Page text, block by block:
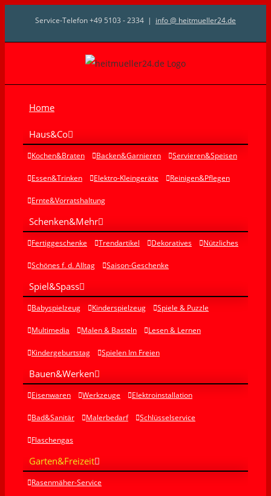
Service-Telefon +49 5103 - 2334 | info @ heitmueller24.de
Home
Haus&Co
Kochen&Braten Backen&Garnieren Servieren&Speisen
Essen&Trinken Elektro-Kleingeräte Reinigen&Pflegen
Ernte&Vorratshaltung
Schenken&Mehr
Fertiggeschenke Trendartikel Dekoratives Nützliches
Schönes f. d. Alltag Saison-Geschenke
Spiel&Spass
Babyspielzeug Kinderspielzeug Spiele & Puzzle
Multimedia Malen & Basteln Lesen & Lernen
Kindergeburtstag Spielen Im Freien
Bauen&Werken
Eisenwaren Werkzeuge Elektroinstallation
Bad&Sanitär Malerbedarf Schlüsselservice
Flaschengas
Garten&Freizeit
Rasenmäher-Service